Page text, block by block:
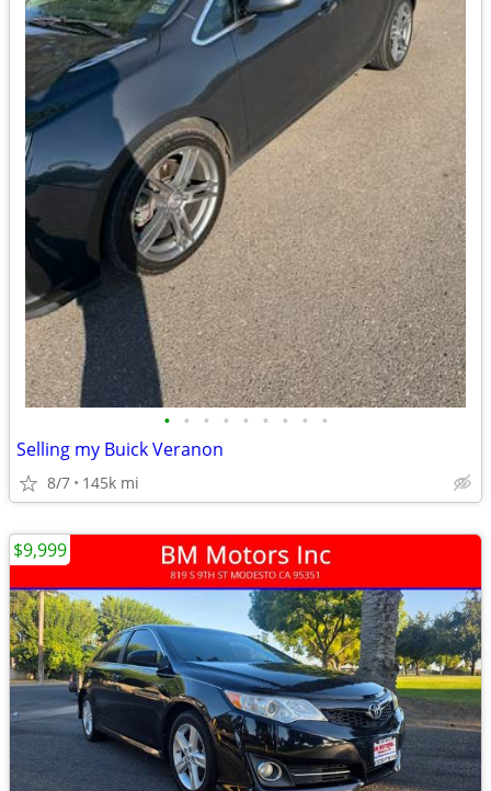
• • • • • • • • •
Selling my Buick Veranon
8/7 145k mi
$9,999